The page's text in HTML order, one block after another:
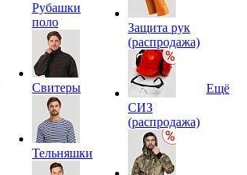
Рубашки
поло
Свитеры
Тельняшки
Защита рук
(распродажа)
СИЗ
(распродажа)
Ещё